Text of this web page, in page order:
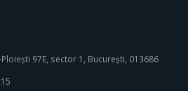
97E, sector 1, București, 013686